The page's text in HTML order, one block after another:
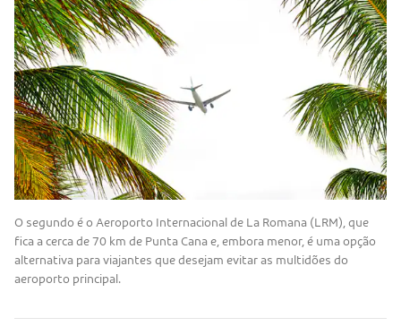
O segundo é o Aeroporto Internacional de La Romana (LRM), que
fica a cerca de 70 km de Punta Cana e, embora menor, é uma opção
alternativa para viajantes que desejam evitar as multidões do
aeroporto principal.